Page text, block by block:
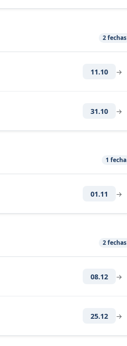
2 fechas
11.10 →
31.10 →
1 fecha
01.11 →
2 fechas
08.12 →
25.12 →